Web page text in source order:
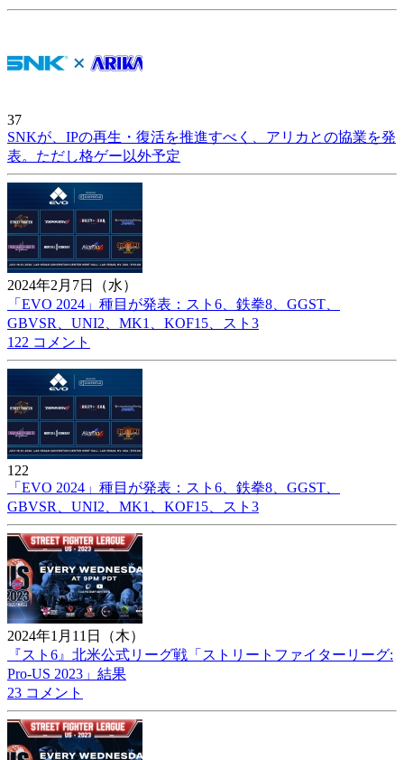
37
SNKが、IPの再生・復活を推進すべく、アリカとの協業を発
表。ただし格ゲー以外予定
2024年2月7日（水）
「EVO 2024」種目が発表：スト6、鉄拳8、GGST、
GBVSR、UNI2、MK1、KOF15、スト3
122 コメント
122
「EVO 2024」種目が発表：スト6、鉄拳8、GGST、
GBVSR、UNI2、MK1、KOF15、スト3
2024年1月11日（木）
『スト6』北米公式リーグ戦「ストリートファイターリーグ:
Pro-US 2023」結果
23 コメント